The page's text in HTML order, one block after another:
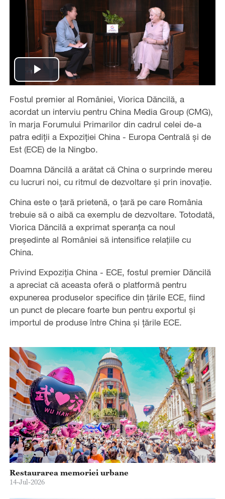
Play
Video
Fostul premier al României, Viorica Dăncilă, a
acordat un interviu pentru China Media Group (CMG),
în marja Forumului Primarilor din cadrul celei de-a
patra ediții a Expoziției China - Europa Centrală și de
Est (ECE) de la Ningbo.
Doamna Dăncilă a arătat că China o surprinde mereu
cu lucruri noi, cu ritmul de dezvoltare și prin inovație.
China este o țară prietenă, o țară pe care România
trebuie să o aibă ca exemplu de dezvoltare. Totodată,
Viorica Dăncilă a exprimat speranța ca noul
președinte al României să intensifice relațiile cu
China.
Privind Expoziția China - ECE, fostul premier Dăncilă
a apreciat că aceasta oferă o platformă pentru
expunerea produselor specifice din țările ECE, fiind
un punct de plecare foarte bun pentru exportul și
importul de produse între China și țările ECE.
Restaurarea memoriei urbane
14-Jul-2026